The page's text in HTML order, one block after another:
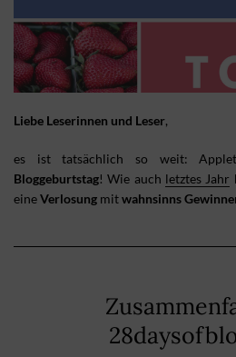
Liebe Leserinnen und Leser,
es ist tatsächlich so weit:
Bloggeburtstag! Wie auch letztes Jahr
eineVerlosung mitwahnsinns